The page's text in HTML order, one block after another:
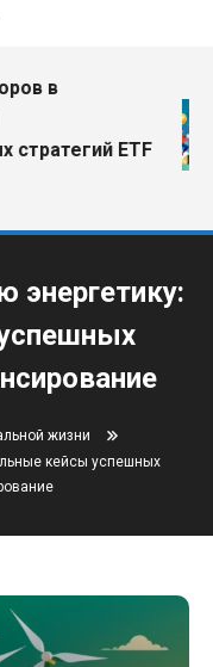
в
ETF
энергетику:
жизни
кейсы успешных